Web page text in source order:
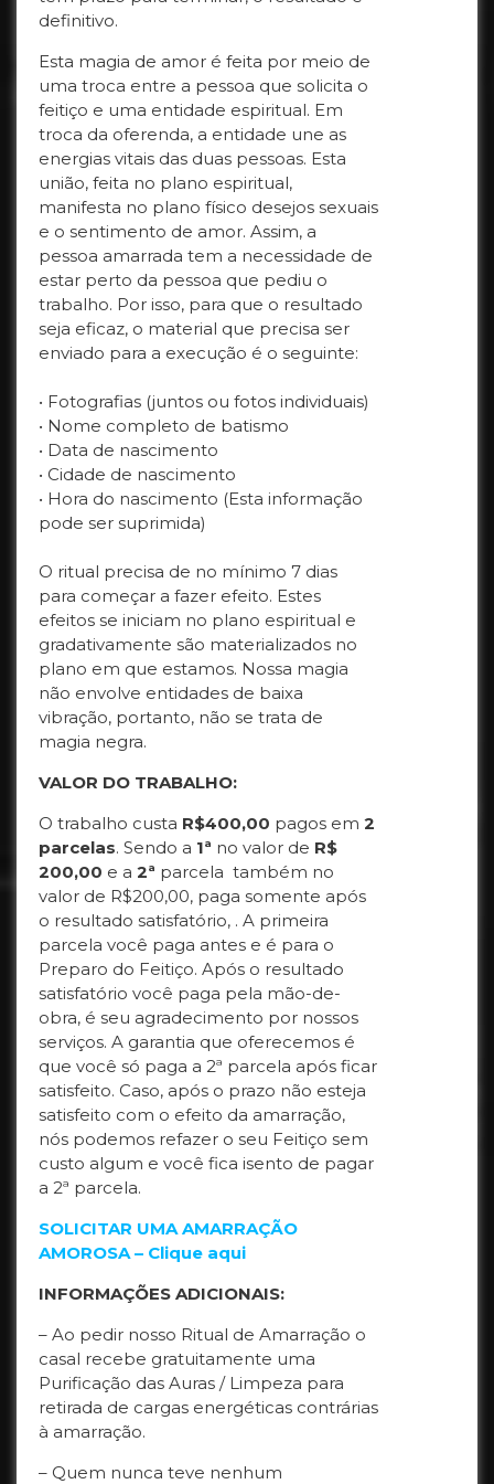
definitivo.
Esta magia de amor é feita por meio de
uma troca entre a pessoa que solicita o
feitiço e uma entidade espiritual. Em
troca da oferenda, a entidade une as
energias vitais das duas pessoas. Esta
união, feita no plano espiritual,
manifesta no plano físico desejos sexuais
e o sentimento de amor. Assim, a
pessoa amarrada tem a necessidade de
estar perto da pessoa que pediu o
trabalho. Por isso, para que o resultado
seja eficaz, o material que precisa ser
enviado para a execução é o seguinte:
• Fotografias (juntos ou fotos individuais)
• Nome completo de batismo
• Data de nascimento
• Cidade de nascimento
• Hora do nascimento (Esta informação
pode ser suprimida)
O ritual precisa de no mínimo 7 dias
para começar a fazer efeito. Estes
efeitos se iniciam no plano espiritual e
gradativamente são materializados no
plano em que estamos. Nossa magia
não envolve entidades de baixa
vibração, portanto, não se trata de
magia negra.
VALOR DO TRABALHO:
O trabalho custa R$400,00 pagos em 2
parcelas. Sendo a 1ª no valor de R$
200,00 e a 2ª parcela também no
valor de R$200,00, paga somente após
o resultado satisfatório, . A primeira
parcela você paga antes e é para o
Preparo do Feitiço. Após o resultado
satisfatório você paga pela mão-de-
obra, é seu agradecimento por nossos
serviços. A garantia que oferecemos é
que você só paga a 2ª parcela após ficar
satisfeito. Caso, após o prazo não esteja
satisfeito com o efeito da amarração,
nós podemos refazer o seu Feitiço sem
custo algum e você fica isento de pagar
a 2ª parcela.
SOLICITAR UMA AMARRAÇÃO
AMOROSA – Clique aqui
INFORMAÇÕES ADICIONAIS:
– Ao pedir nosso Ritual de Amarração o
casal recebe gratuitamente uma
Purificação das Auras / Limpeza para
retirada de cargas energéticas contrárias
à amarração.
– Quem nunca teve nenhum